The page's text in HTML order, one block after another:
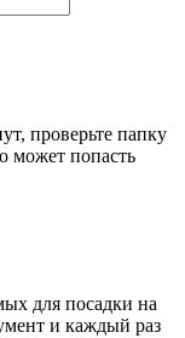
проверьте папку
может попасть
для посадки на
и каждый раз